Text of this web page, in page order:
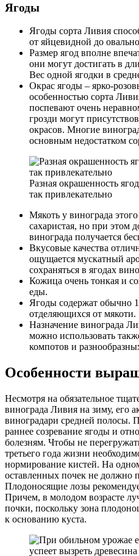
Ягоды
Ягоды сорта Ливия
от яйцевидной до
Размер ягод вполне
они могут достигать в
Вес одной ягодки в
Окрас ягоды – ярко-
особенностью сорта
поспевают очень
грозди могут
окрасов. Многие
основным недостатком
Разная окрашенность
так привлекательно
Мякоть у винограда
сахаристая, но при этом
винограда получается
Вкусовые качества
ощущается мускатный
сохраняться в ягодах
Кожица очень тонкая и
еды.
Ягоды содержат обычно
отделяющихся от мякоти.
Назначение винограда
можно использовать
компотов и
Особенности
Несмотря на обязательное
винограда Ливия на зиму, его
виноградари средней полосы.
раннее созревание ягоды и
болезням. Чтобы не
третьего года жизни
нормирование кистей. На
оставленных почек не должно
Плодоносящие лозы
Причем, в молодом возрасте
почки, поскольку зона
к основанию куста.